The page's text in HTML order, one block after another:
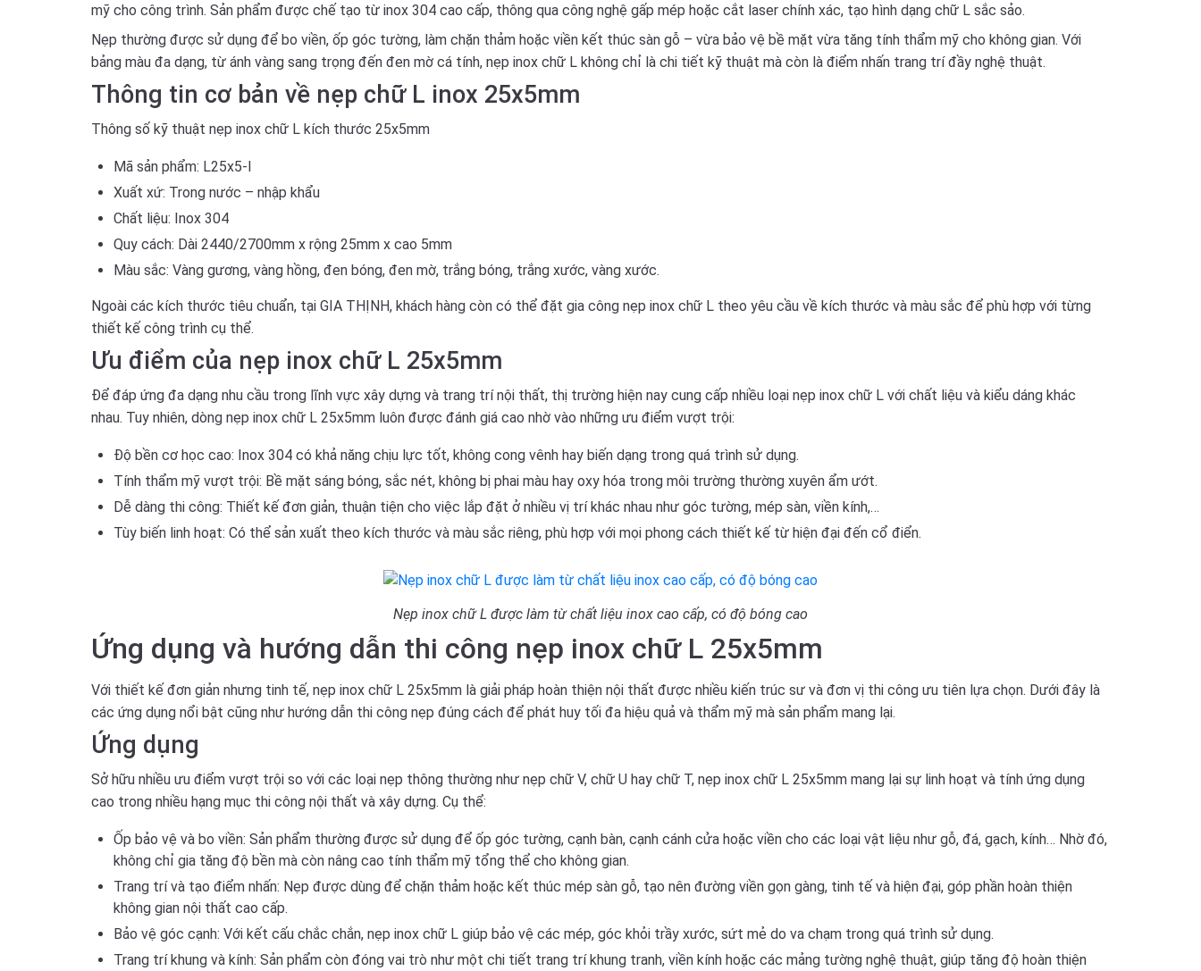
mỹ cho công trình. Sản phẩm được chế tạo từ inox 304 cao cấp, thông qua công nghệ gấp mép hoặc cắt laser chính xác, tạo hình dạng chữ L sắc sảo.
Nẹp thường được sử dụng để bo viền, ốp góc tường, làm chặn thảm hoặc viền kết thúc sàn gỗ – vừa bảo vệ bề mặt vừa tăng tính thẩm mỹ cho không gian. Với
bảng màu đa dạng, từ ánh vàng sang trọng đến đen mờ cá tính, nẹp inox chữ L không chỉ là chi tiết kỹ thuật mà còn là điểm nhấn trang trí đầy nghệ thuật.
Thông tin cơ bản về nẹp chữ L inox 25x5mm
Thông số kỹ thuật nẹp inox chữ L kích thước 25x5mm
Mã sản phẩm: L25x5-I
Xuất xứ: Trong nước – nhập khẩu
Chất liệu: Inox 304
Quy cách: Dài 2440/2700mm x rộng 25mm x cao 5mm
Màu sắc: Vàng gương, vàng hồng, đen bóng, đen mờ, trắng bóng, trắng xước, vàng xước.
Ngoài các kích thước tiêu chuẩn, tại GIA THỊNH, khách hàng còn có thể đặt gia công nẹp inox chữ L theo yêu cầu về kích thước và màu sắc để phù hợp với từng
thiết kế công trình cụ thể.
Ưu điểm của nẹp inox chữ L 25x5mm
Để đáp ứng đa dạng nhu cầu trong lĩnh vực xây dựng và trang trí nội thất, thị trường hiện nay cung cấp nhiều loại nẹp inox chữ L với chất liệu và kiểu dáng khác
nhau. Tuy nhiên, dòng nẹp inox chữ L 25x5mm luôn được đánh giá cao nhờ vào những ưu điểm vượt trội:
Độ bền cơ học cao: Inox 304 có khả năng chịu lực tốt, không cong vênh hay biến dạng trong quá trình sử dụng.
Tính thẩm mỹ vượt trội: Bề mặt sáng bóng, sắc nét, không bị phai màu hay oxy hóa trong môi trường thường xuyên ẩm ướt.
Dễ dàng thi công: Thiết kế đơn giản, thuận tiện cho việc lắp đặt ở nhiều vị trí khác nhau như góc tường, mép sàn, viền kính,…
Tùy biến linh hoạt: Có thể sản xuất theo kích thước và màu sắc riêng, phù hợp với mọi phong cách thiết kế từ hiện đại đến cổ điển.
Nẹp inox chữ L được làm từ chất liệu inox cao cấp, có độ bóng cao
Ứng dụng và hướng dẫn thi công nẹp inox chữ L 25x5mm
Với thiết kế đơn giản nhưng tinh tế, nẹp inox chữ L 25x5mm là giải pháp hoàn thiện nội thất được nhiều kiến trúc sư và đơn vị thi công ưu tiên lựa chọn. Dưới đây là
các ứng dụng nổi bật cũng như hướng dẫn thi công nẹp đúng cách để phát huy tối đa hiệu quả và thẩm mỹ mà sản phẩm mang lại.
Ứng dụng
Sở hữu nhiều ưu điểm vượt trội so với các loại nẹp thông thường như nẹp chữ V, chữ U hay chữ T, nẹp inox chữ L 25x5mm mang lại sự linh hoạt và tính ứng dụng
cao trong nhiều hạng mục thi công nội thất và xây dựng. Cụ thể:
Ốp bảo vệ và bo viền: Sản phẩm thường được sử dụng để ốp góc tường, cạnh bàn, cạnh cánh cửa hoặc viền cho các loại vật liệu như gỗ, đá, gạch, kính… Nhờ đó,
không chỉ gia tăng độ bền mà còn nâng cao tính thẩm mỹ tổng thể cho không gian.
Trang trí và tạo điểm nhấn: Nẹp được dùng để chặn thảm hoặc kết thúc mép sàn gỗ, tạo nên đường viền gọn gàng, tinh tế và hiện đại, góp phần hoàn thiện
không gian nội thất cao cấp.
Bảo vệ góc cạnh: Với kết cấu chắc chắn, nẹp inox chữ L giúp bảo vệ các mép, góc khỏi trầy xước, sứt mẻ do va chạm trong quá trình sử dụng.
Trang trí khung và kính: Sản phẩm còn đóng vai trò như một chi tiết trang trí khung tranh, viền kính hoặc các mảng tường nghệ thuật, giúp tăng độ hoàn thiện